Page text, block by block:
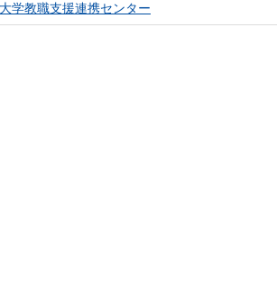
学教職支援連携センター